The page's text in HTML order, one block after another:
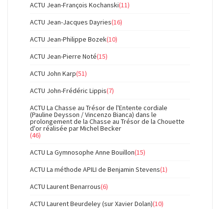
ACTU Jean-François Kochanski(11)
ACTU Jean-Jacques Dayries(16)
ACTU Jean-Philippe Bozek(10)
ACTU Jean-Pierre Noté(15)
ACTU John Karp(51)
ACTU John-Frédéric Lippis(7)
ACTU La Chasse au Trésor de l'Entente cordiale
(Pauline Deysson / Vincenzo Bianca) dans le
prolongement de la Chasse au Trésor de la Chouette
d'or réalisée par Michel Becker
(46)
ACTU La Gymnosophe Anne Bouillon(15)
ACTU La méthode APILI de Benjamin Stevens(1)
ACTU Laurent Benarrous(6)
ACTU Laurent Beurdeley (sur Xavier Dolan)(10)